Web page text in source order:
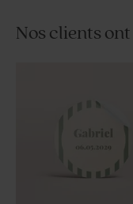
Nos clients ont